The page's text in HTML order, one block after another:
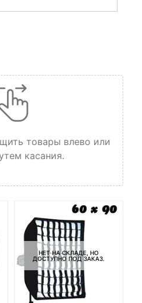
товары влево или
касания.
НЕТ НА СКЛАДЕ, НО
ДОСТУПНО ПОД ЗАКАЗ.